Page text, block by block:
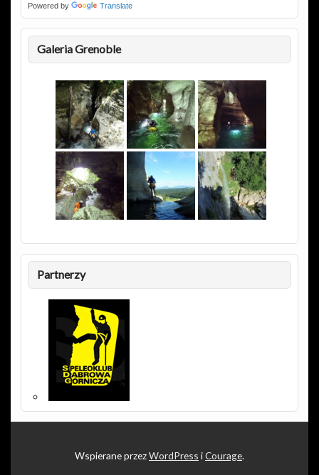
Powered by Translate
Galeria Grenoble
Partnerzy
Wspierane przezWordPress iCourage.